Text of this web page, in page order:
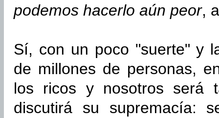
podemos hacerlo aún peor,
Sí, con un poco "suerte" y
de millones de personas,
los ricos y nosotros será
discutirá su supremacía: